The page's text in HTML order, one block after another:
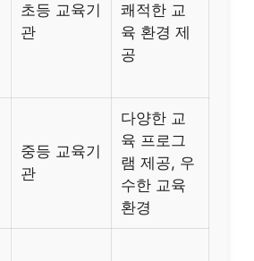
초등 교육기
관
쾌적한 교
육 환경 제
공
중등 교육기
관
다양한 교
육 프로그
램 제공, 우
수한 교육
환경